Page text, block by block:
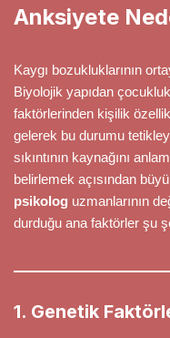
Anksiyete
Kaygı bozukluklarının
Biyolojik yapıdan
faktörlerinden kişilik
gelerek bu durumu
sıkıntının kaynağını
belirlemek açısından
psikolog uzmanlarının
durduğu ana faktörler şu
1. Genetik